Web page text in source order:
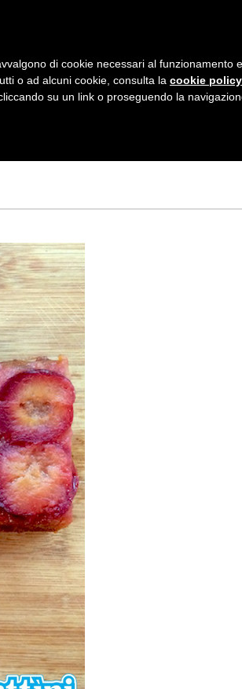
di cookie necessari al funzionamento
o ad alcuni cookie, consulta la cookie policy
su un link o proseguendo la